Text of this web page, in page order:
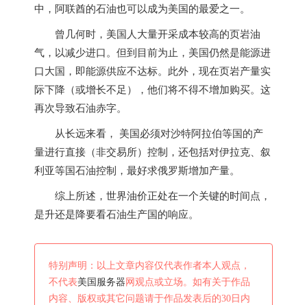
中，阿联酋的石油也可以成为美国的最爱之一。
曾几何时， 美国人大量开采成本较高的页岩油
气，以减少进口。但到目前为止， 美国仍然是能源进
口大国，即能源供应不达标。此外，现在页岩产量实
际下降（或增长不足），他们将不得不增加购买。这
再次导致石油赤字。
从长远来看， 美国必须对沙特阿拉伯等国的产
量进行直接（非交易所）控制，还包括对伊拉克、叙
利亚等国石油控制，最好求俄罗斯增加产量。
综上所述，世界油价正处在一个关键的时间点，
是升还是降要看石油生产国的响应。
特别声明：以上文章内容仅代表作者本人观点，
不代表美国服务器 网观点或立场。如有关于作品
内容、版权或其它问题请于作品发表后的30日内